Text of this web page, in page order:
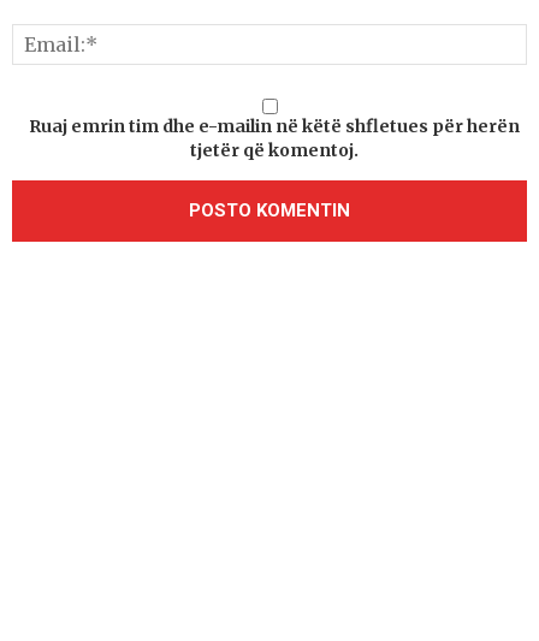
Ruaj emrin tim dhe e-mailin në këtë shfletues për herën
tjetër që komentoj.